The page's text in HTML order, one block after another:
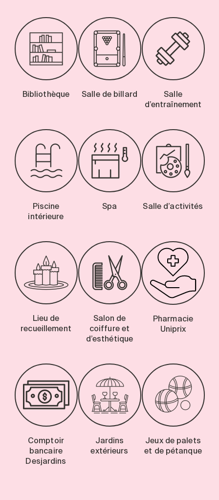
Bibliothèque Salle de billard
Salle
d’entraînement
Piscine
intérieure
Spa Salle d’activités
Lieu de
recueillement
Salon de
coiffure et
d’esthétique
Pharmacie
Uniprix
Comptoir
bancaire
Desjardins
Jardins
extérieurs
Jeux de palets
et de pétanque